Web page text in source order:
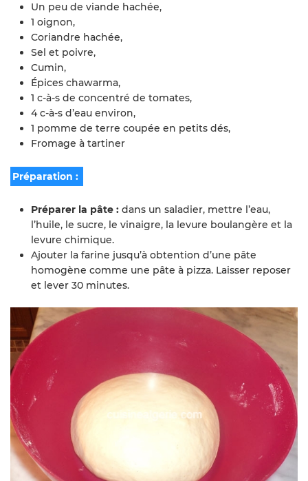
Un peu de viande hachée,
1 oignon,
Coriandre hachée,
Sel et poivre,
Cumin,
Épices chawarma,
1 c-à-s de concentré de tomates,
4 c-à-s d’eau environ,
1 pomme de terre coupée en petits dés,
Fromage à tartiner
Préparation :
Préparer la pâte : dans un saladier, mettre l’eau,
l’huile, le sucre, le vinaigre, la levure boulangère et la
levure chimique.
Ajouter la farine jusqu’à obtention d’une pâte
homogène comme une pâte à pizza. Laisser reposer
et lever 30 minutes.